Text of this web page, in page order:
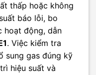
thấp hoặc không
báo lỗi, bo
hoạt động, dẫn
. Việc kiểm tra
sung gas đúng kỹ
hiệu suất và